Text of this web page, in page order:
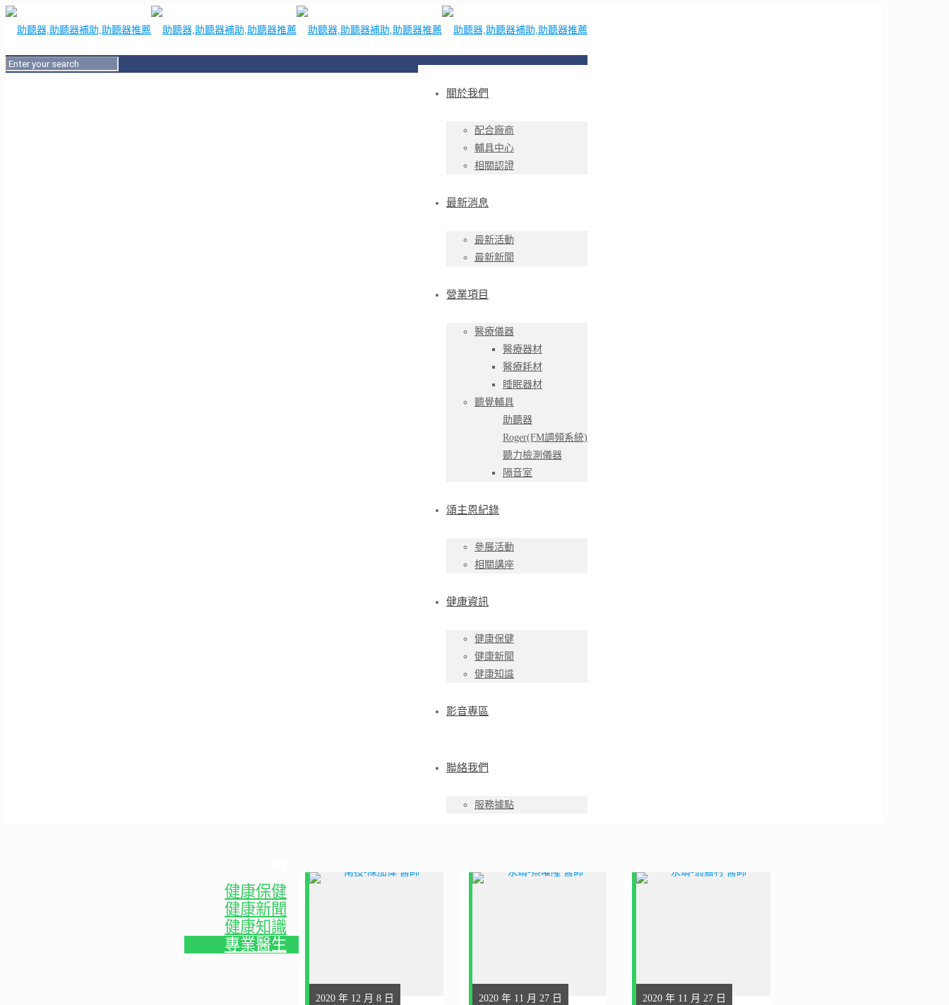
關於我們
配合廠商
輔具中心
相關認證
最新消息
最新活動
最新新聞
營業項目
醫療儀器
醫療器材
醫療耗材
睡眠器材
聽覺輔具
助聽器
Roger(FM調頻系統)
聽力檢測儀器
隔音室
頌主恩紀錄
參展活動
相關講座
健康資訊
健康保健
健康新聞
健康知識
影音專區
聯絡我們
服務據點
健康保健
健康新聞
健康知識
專業醫生
2020 年 12 月 8 日 2020 年 11 月 27 日 2020 年 11 月 27 日